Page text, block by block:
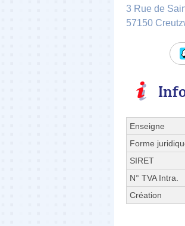
3 Rue de
57150
Enseigne
Forme
SIRET
N° TVA Intra.
Création